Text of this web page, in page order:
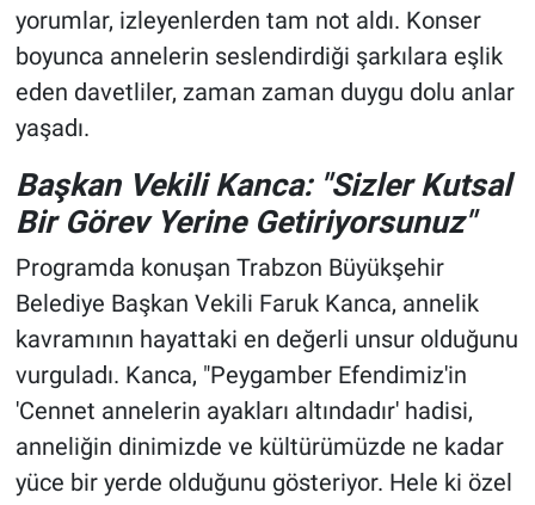
yorumlar, izleyenlerden tam not aldı. Konser
boyunca annelerin seslendirdiği şarkılara eşlik
eden davetliler, zaman zaman duygu dolu anlar
yaşadı.
Başkan Vekili Kanca: "Sizler Kutsal
Bir Görev Yerine Getiriyorsunuz"
Programda konuşan Trabzon Büyükşehir
Belediye Başkan Vekili Faruk Kanca, annelik
kavramının hayattaki en değerli unsur olduğunu
vurguladı. Kanca, "Peygamber Efendimiz'in
'Cennet annelerin ayakları altındadır' hadisi,
anneliğin dinimizde ve kültürümüzde ne kadar
yüce bir yerde olduğunu gösteriyor. Hele ki özel